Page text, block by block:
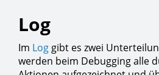
Log
Im Log gibt es zwei
werden beim Debugging alle